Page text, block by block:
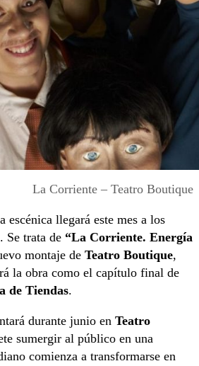
La Corriente – Teatro Boutique
escénica llegará este mes a los
Se trata de “La Corriente. Energía
montaje de Teatro Boutique,
la obra como el capítulo final de
de Tiendas.
durante junio en Teatro
sumergir al público en una
comienza a transformarse en